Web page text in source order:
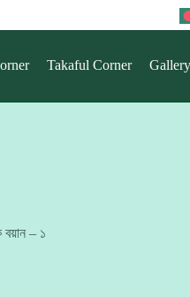
Takaful Corner Gallery
বয়ান – ১